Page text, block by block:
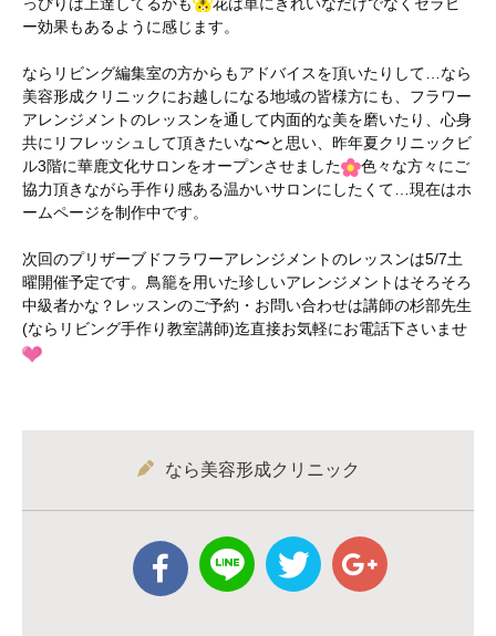
ー効果もあるように感じます。
ならリビング編集室の方からもアドバイスを頂いたりして…なら
美容形成クリニックにお越しになる地域の皆様方にも、フラワー
アレンジメントのレッスンを通して内面的な美を磨いたり、心身
共にリフレッシュして頂きたいな〜と思い、昨年夏クリニックビ
ル3階に華鹿文化サロンをオープンさせました
色々な方々にご
協力頂きながら手作り感ある温かいサロンにしたくて…現在はホ
ームページを制作中です。
次回のプリザーブドフラワーアレンジメントのレッスンは5/7土
曜開催予定です。鳥籠を用いた珍しいアレンジメントはそろそろ
中級者かな？レッスンのご予約・お問い合わせは講師の杉部先生
(ならリビング手作り教室講師)迄直接お気軽にお電話下さいませ
なら美容形成クリニック